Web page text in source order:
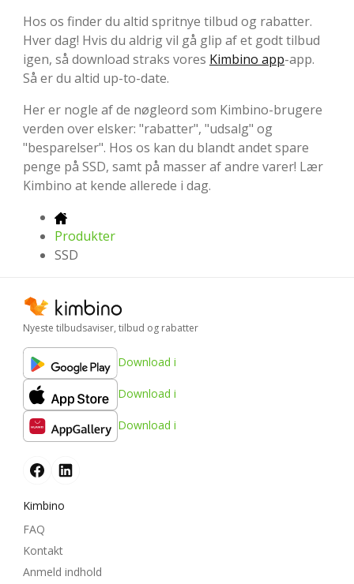
Hos os finder du altid spritnye tilbud og rabatter.
Hver dag! Hvis du aldrig vil gå glip af et godt tilbud
igen, så download straks vores Kimbino app-app.
Så er du altid up-to-date.
Her er nogle af de nøgleord som Kimbino-brugere
verden over elsker: "rabatter", "udsalg" og
"besparelser". Hos os kan du blandt andet spare
penge på SSD, samt på masser af andre varer! Lær
Kimbino at kende allerede i dag.
Produkter
SSD
Nyeste tilbudsaviser, tilbud og rabatter
Download i
Download i
Download i
Kimbino
FAQ
Kontakt
Anmeld indhold